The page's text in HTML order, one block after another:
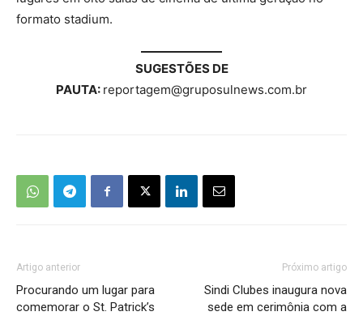
formato stadium.
SUGESTÕES DE
PAUTA: reportagem@gruposulnews.com.br
Artigo anterior
Procurando um lugar para
comemorar o St. Patrick’s
Próximo artigo
Sindi Clubes inaugura nova
sede em cerimônia com a